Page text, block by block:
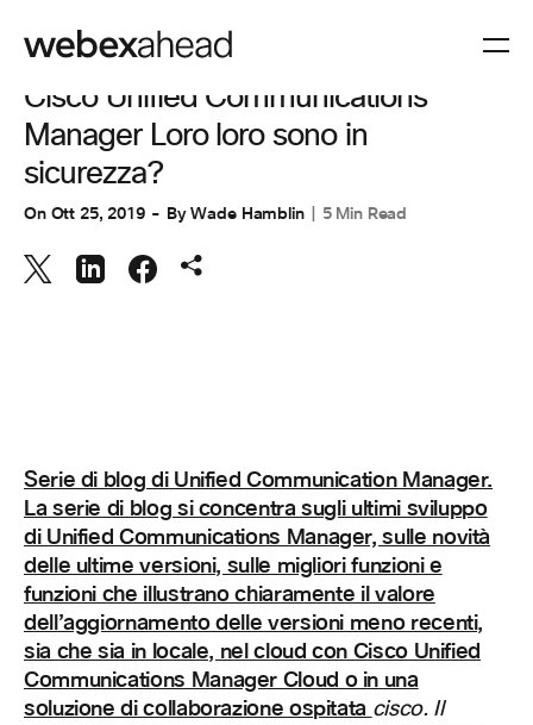
COLLABORAZIONE
Cisco Unified Communications
Manager Loro loro sono in
sicurezza?
On Ott 25, 2019 ByWade Hamblin 5 Min Read
Serie di blog di Unified Communication Manager.
La serie di blog si concentra sugli ultimi sviluppo
di Unified Communications Manager, sulle novità
delle ultime versioni, sulle migliori funzioni e
funzioni che illustrano chiaramente il valore
dell’aggiornamento delle versioni meno recenti,
sia che sia in locale, nel cloud con Cisco Unified
Communications Manager Cloud o in una
soluzione di collaborazione ospitata cisco. Il